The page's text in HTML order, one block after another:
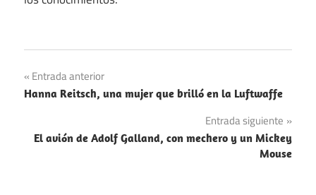
Navegación
de
entradas
Entrada anterior
Hanna Reitsch, una mujer que brilló en la Luftwaffe
Entrada siguiente
El avión de Adolf Galland, con mechero y un Mickey
Mouse